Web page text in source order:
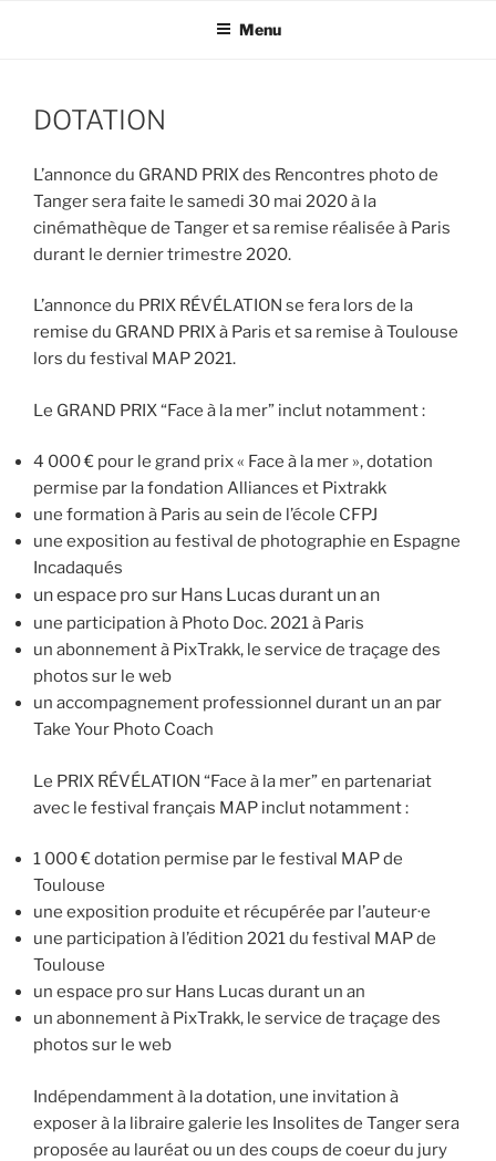
Menu
DOTATION
L’annonce du GRAND PRIX des Rencontres photo de
Tanger sera faite le samedi 30 mai 2020 à la
cinémathèque de Tanger et sa remise réalisée à Paris
durant le dernier trimestre 2020.
L’annonce du PRIX RÉVÉLATION se fera lors de la
remise du GRAND PRIX à Paris et sa remise à Toulouse
lors du festival MAP 2021.
Le GRAND PRIX “Face à la mer” inclut notamment :
4 000 € pour le grand prix « Face à la mer », dotation
permise par la fondation Alliances et Pixtrakk
une formation à Paris au sein de l’école CFPJ
une exposition au festival de photographie en Espagne
Incadaqués
un espace pro sur Hans Lucas durant un an
une participation à Photo Doc. 2021 à Paris
un abonnement à PixTrakk, le service de traçage des
photos sur le web
un accompagnement professionnel durant un an par
Take Your Photo Coach
Le PRIX RÉVÉLATION “Face à la mer” en partenariat
avec le festival français MAP inclut notamment :
1 000 € dotation permise par le festival MAP de
Toulouse
une exposition produite et récupérée par l’auteur·e
une participation à l’édition 2021 du festival MAP de
Toulouse
un espace pro sur Hans Lucas durant un an
un abonnement à PixTrakk, le service de traçage des
photos sur le web
Indépendamment à la dotation, une invitation à
exposer à la libraire galerie les Insolites de Tanger sera
proposée au lauréat ou un des coups de coeur du jury